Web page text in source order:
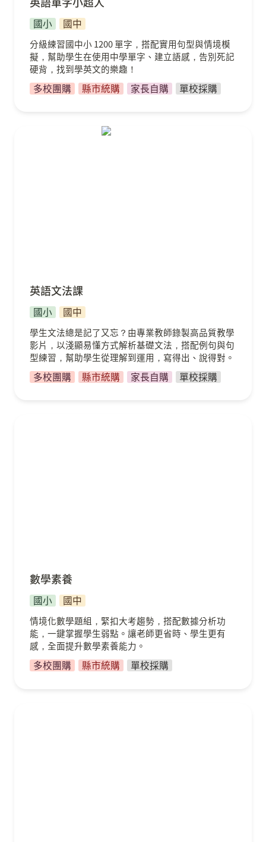
國小 國中
分級練習國中小 1200 單字，搭配實用句型與情境模
擬，幫助學生在使用中學單字、建立語感，告別死記
硬背，找到學英文的樂趣！
多校團購 縣市統購 家長自購 單校採購
英語文法課
英語文法課
國小 國中
學生文法總是記了又忘？由專業教師錄製高品質教學
影片，以淺顯易懂方式解析基礎文法，搭配例句與句
型練習，幫助學生從理解到運用，寫得出、說得對。
多校團購 縣市統購 家長自購 單校採購
數學素養
國小 國中
情境化數學題組，緊扣大考趨勢，搭配數據分析功
能，一鍵掌握學生弱點。讓老師更省時、學生更有
感，全面提升數學素養能力。
多校團購 縣市統購 單校採購